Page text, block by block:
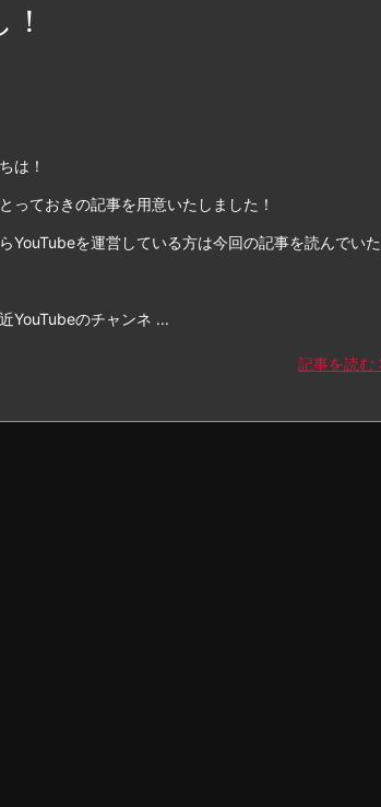
は！
っておきの記事を用意いたしました！
YouTubeを運営している方は今回の記事を読んでい
YouTubeのチャンネ ...
記事を読む